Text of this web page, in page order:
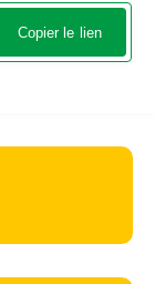
Copier le lien